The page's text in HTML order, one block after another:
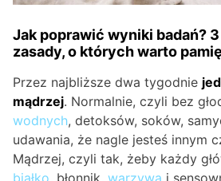
Jak poprawić wyniki badań?
zasady, o których warto
Przez najbliższe dwa tygodnie
mądrzej. Normalnie, czyli bez
wodnych, detoksów, soków,
udawania, że nagle jesteś innym
Mądrzej, czyli tak, żeby każdy